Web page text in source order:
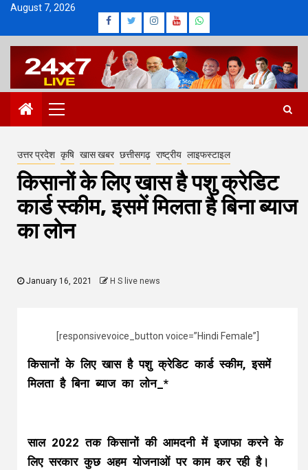
Skip
content
August 7, 2026
Facebook
Twitter
Instagram
Youtube
Whatsapp
Primary
Menu
उत्तर प्रदेश कृषि खास खबर छत्तीसगढ़ राष्ट्रीय लाइफस्टाइल
किसानों के लिए खास है पशु क्रेडिट
कार्ड स्कीम, इसमें मिलता है बिना ब्याज
का लोन
January 16, 2021 H S live news
[responsivevoice_button voice=”Hindi Female”]
किसानों के लिए खास है पशु क्रेडिट कार्ड स्कीम, इसमें
मिलता है बिना ब्याज का लोन_*
साल 2022 तक किसानों की आमदनी में इजाफा करने के
लिए सरकार कुछ अहम योजनाओं पर काम कर रही है।